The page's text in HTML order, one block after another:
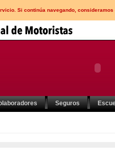
Si continúa navegando,
Seguros